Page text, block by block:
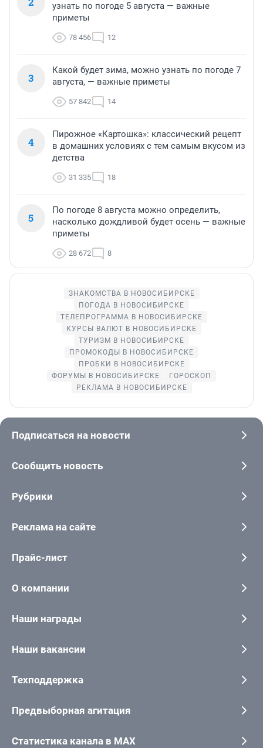
узнать по погоде 5 августа — важные
приметы
78 456 12
3
Какой будет зима, можно узнать по погоде 7
августа, — важные приметы
57 842 14
4
Пирожное «Картошка»: классический рецепт
в домашних условиях с тем самым вкусом из
детства
31 335 18
5
По погоде 8 августа можно определить,
насколько дождливой будет осень — важные
приметы
28 672 8
ЗНАКОМСТВА В НОВОСИБИРСКЕ
ПОГОДА В НОВОСИБИРСКЕ
ТЕЛЕПРОГРАММА В НОВОСИБИРСКЕ
КУРСЫ ВАЛЮТ В НОВОСИБИРСКЕ
ТУРИЗМ В НОВОСИБИРСКЕ
ПРОМОКОДЫ В НОВОСИБИРСКЕ
ПРОБКИ В НОВОСИБИРСКЕ
ФОРУМЫ В НОВОСИБИРСКЕ
ГОРОСКОП
РЕКЛАМА В НОВОСИБИРСКЕ
Подписаться на новости
Сообщить новость
Рубрики
Реклама на сайте
Прайс-лист
О компании
Наши награды
Наши вакансии
Техподдержка
Предвыборная агитация
Статистика канала в MAX